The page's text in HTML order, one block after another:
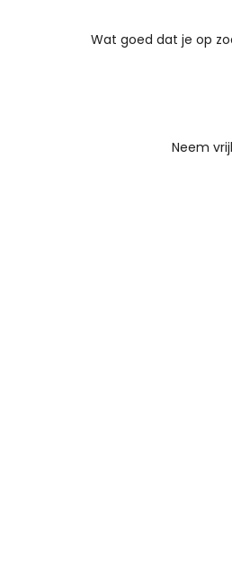
Wat goed dat je op
Neem